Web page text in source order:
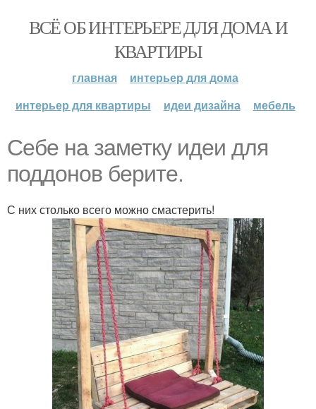
ВСЁ ОБ ИНТЕРЬЕРЕ ДЛЯ ДОМА И
КВАРТИРЫ
главная
интерьер для дома
интерьер для квартиры
идеи дизайна мебель
Себе на заметку идеи для
поддонов берите.
С них столько всего можно смастерить!